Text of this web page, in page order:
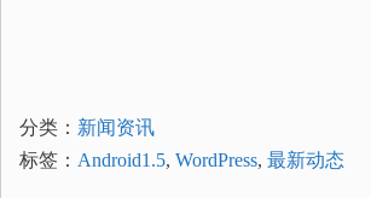
分类： 新闻资讯
标签： Android1.5, WordPress, 最新动态